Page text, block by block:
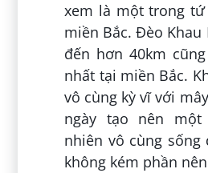
xem là một trong
miền Bắc. Đèo
đến hơn 40km
nhất tại miền Bắc.
vô cùng kỳ vĩ với
ngày tạo nên
nhiên vô cùng sống
không kém phần